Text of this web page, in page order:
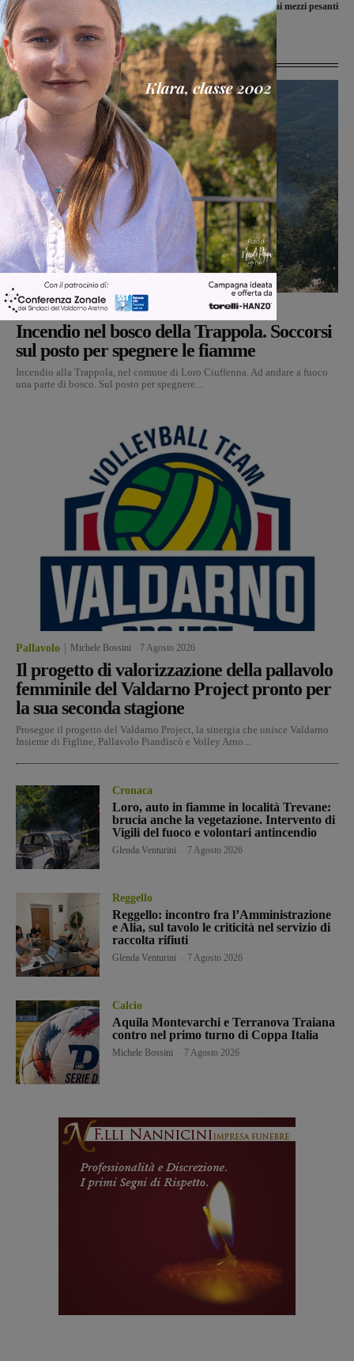
passaggio ai mezzi pesanti
Ultime Notizie
Cronaca Monica Campani -7 Agosto 2026
Incendio nel bosco della Trappola. Soccorsi
sul posto per spegnere le fiamme
Incendio alla Trappola, nel comune di Loro Ciuffenna. Ad andare a fuoco
una parte di bosco. Sul posto per spegnere...
Pallavolo Michele Bossini 7 Agosto 2026
Il progetto di valorizzazione della pallavolo
femminile del Valdarno Project pronto per
la sua seconda stagione
Prosegue il progetto del Valdarno Project, la sinergia che unisce Valdarno
Insieme di Figline, Pallavolo Piandiscò e Volley Arno...
Cronaca
Loro, auto in fiamme in località Trevane:
brucia anche la vegetazione. Intervento di
Vigili del fuoco e volontari antincendio
Glenda Venturini 7 Agosto 2026
Reggello
Reggello: incontro fra l’Amministrazione
e Alia, sul tavolo le criticità nel servizio di
raccolta rifiuti
Glenda Venturini 7 Agosto 2026
Calcio
Aquila Montevarchi e Terranova Traiana
contro nel primo turno di Coppa Italia
Michele Bossini 7 Agosto 2026